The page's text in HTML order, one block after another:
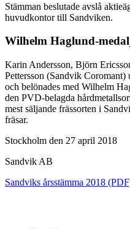
Stämman beslutade avslå
huvudkontor till Sandviken.
Wilhelm Haglund-
Karin Andersson, Björn
Pettersson (Sandvik
och belönades med Wilhelm
den PVD-belagda
mest säljande frässorten i
fräsar.
Stockholm den 27 april 2018
Sandvik AB
Sandviks årsstämma 2018